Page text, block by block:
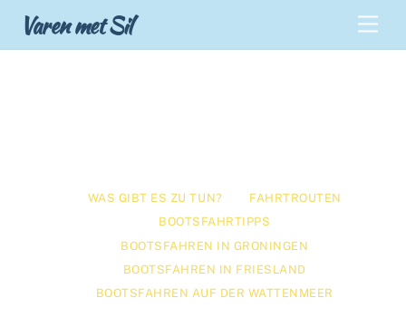
Varen met Sil
WAS GIBT ES ZU TUN?
FAHRTROUTEN
BOOTSFAHRTIPPS
BOOTSFAHREN IN GRONINGEN
BOOTSFAHREN IN FRIESLAND
BOOTSFAHREN AUF DER WATTENMEER